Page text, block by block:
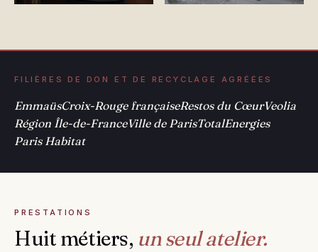
FILIÈRES DE DON ET DE RECYCLAGE AGRÉÉES
EmmaüsCroix-Rouge françaiseRestos du CœurVeolia
Région Île-de-FranceVille de ParisTotalEnergies
Paris Habitat
PRESTATIONS
Huit métiers, un seul atelier.